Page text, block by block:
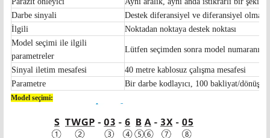
Darbe sinyali
Destek diferansiyel ve diferansiyel
İlgili
Noktadan noktaya destek noktası
Model seçimi ile ilgili
parametreler
Lütfen seçimden sonra model
Sinyal iletim mesafesi
40 metre kablosuz çalışma mesafesi
Parametre
Bir darbe kodlayıcı, 100 bakliyat/dönüş
Model seçimi: